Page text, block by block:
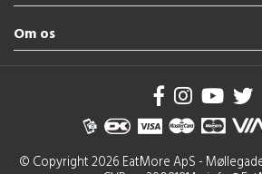
Fredericia
Aabenraa
Sønderborg
Se flere byer
Italiensk Fredericia
Om os
Handelsbetingelser
© Copyright 2026 EatMore ApS -